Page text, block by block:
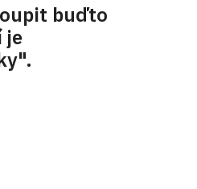
buďto
je